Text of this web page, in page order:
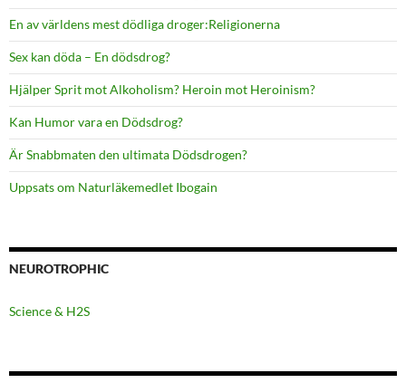
En av världens mest dödliga droger:Religionerna
Sex kan döda – En dödsdrog?
Hjälper Sprit mot Alkoholism? Heroin mot Heroinism?
Kan Humor vara en Dödsdrog?
Är Snabbmaten den ultimata Dödsdrogen?
Uppsats om Naturläkemedlet Ibogain
NEUROTROPHIC
Science & H2S